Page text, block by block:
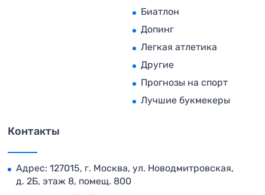
Биатлон
Допинг
Легкая атлетика
Другие
Прогнозы на спорт
Лучшие букмекеры
Контакты
Адрес: 127015, г. Москва, ул. Новодмитровская,
д. 2Б, этаж 8, помещ. 800